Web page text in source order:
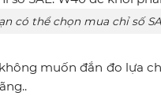
có thể chọn mua chỉ số
muốn đắn đo lựa